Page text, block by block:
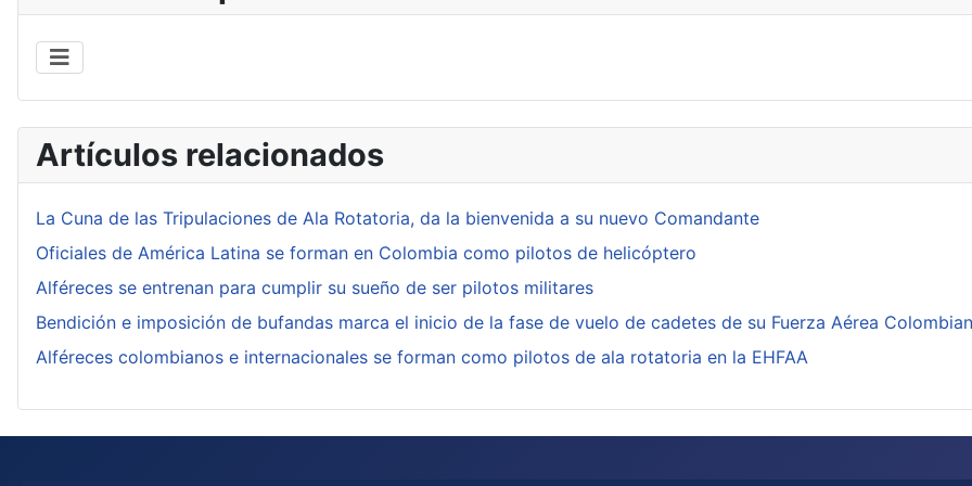
Artículos relacionados
La Cuna de las Tripulaciones de Ala Rotatoria, da la bienvenida a su nuevo Comandante
Oficiales de América Latina se forman en Colombia como pilotos de helicóptero
Alféreces se entrenan para cumplir su sueño de ser pilotos militares
Bendición e imposición de bufandas marca el inicio de la fase de vuelo de cadetes de su Fuerza Aérea
Alféreces colombianos e internacionales se forman como pilotos de ala rotatoria en la EHFAA